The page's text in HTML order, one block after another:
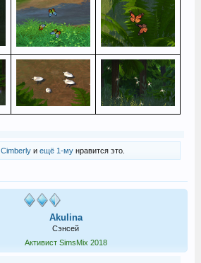
Cimberlyи ещё 1-мунравится это.
Akulina
Сэнсей
Активист SimsMix 2018